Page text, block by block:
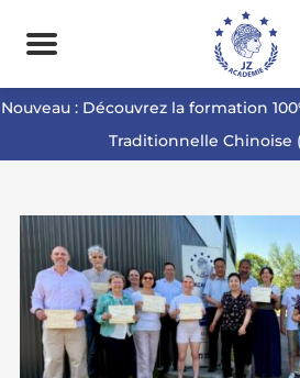
Nouveau : Découvrez la formation
Traditionnelle Chinoise